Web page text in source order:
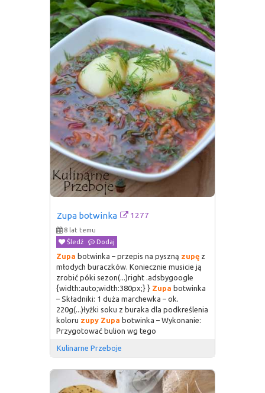
Zupa botwinka 1277
8 lat temu
Śledź
Dodaj
Zupa botwinka – przepis na pyszną zupę z
młodych buraczków. Koniecznie musicie ją
zrobić póki sezon(...)right .adsbygoogle
{width:auto;width:380px;} } Zupa botwinka
– Składniki: 1 duża marchewka – ok.
220g(...)łyżki soku z buraka dla podkreślenia
koloru zupy Zupa botwinka – Wykonanie:
Przygotować bulion wg tego
Kulinarne Przeboje